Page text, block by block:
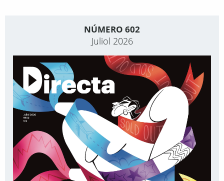
NÚMERO 602
Juliol 2026